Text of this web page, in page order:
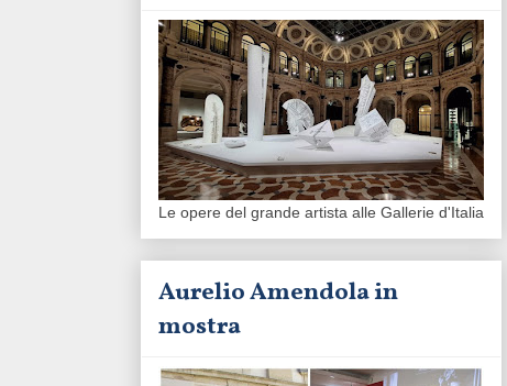
Le opere del grande artista alle Gallerie d'Italia
Aurelio Amendola in
mostra